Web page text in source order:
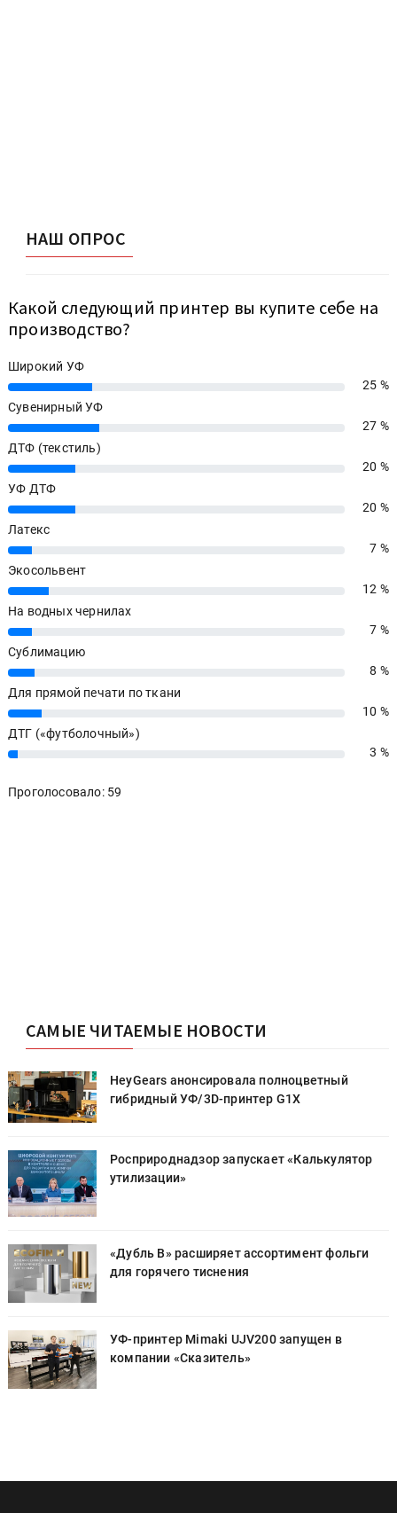
НАШ ОПРОС
Какой следующий принтер вы купите себе на
производство?
Широкий УФ
25%
25 %
Сувенирный УФ
27%
27 %
ДТФ (текстиль)
20%
20 %
УФ ДТФ
20%
20 %
Латекс
7%
7 %
Экосольвент
12%
12 %
На водных чернилах
7%
7 %
Сублимацию
8%
8 %
Для прямой печати по ткани
10%
10 %
ДТГ («футболочный»)
3% 3 %
Проголосовало: 59
САМЫЕ ЧИТАЕМЫЕ НОВОСТИ
HeyGears анонсировала полноцветный
гибридный УФ/3D-принтер G1X
Росприроднадзор запускает «Калькулятор
утилизации»
«Дубль В» расширяет ассортимент фольги
для горячего тиснения
УФ-принтер Mimaki UJV200 запущен в
компании «Сказитель»